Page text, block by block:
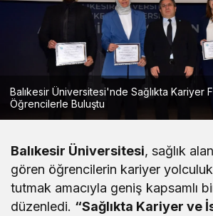
Balıkesir Üniversitesi'nde Sağlıkta Kariyer
Öğrencilerle Buluştu
Balıkesir Üniversitesi, sağlık
gören öğrencilerin kariyer
tutmak amacıyla geniş kapsamlı
düzenledi. “Sağlıkta Kariyer ve